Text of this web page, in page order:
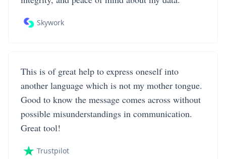
Skywork
This is of great help to express oneself into
another language which is not my mother tongue.
Good to know the message comes across without
possible misunderstandings in communication.
Great tool!
Trustpilot